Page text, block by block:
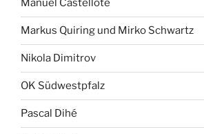
Manuel Castellote
Markus Quiring und Mirko Schwartz
Nikola Dimitrov
OK Südwestpfalz
Pascal Dihé